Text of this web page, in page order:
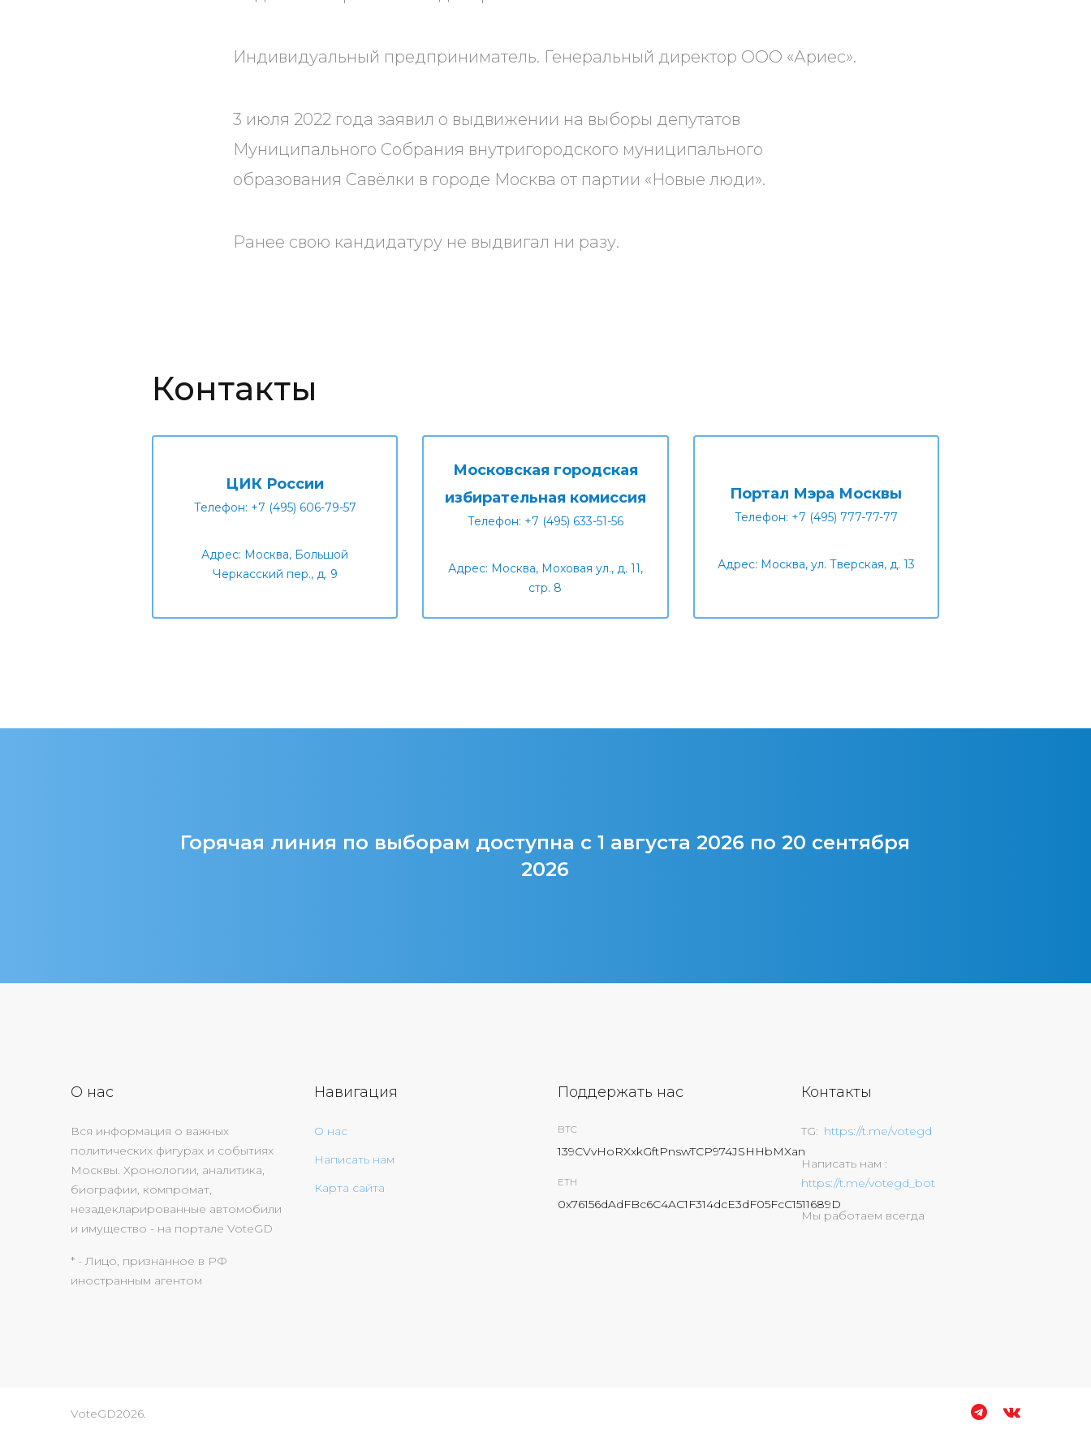
Индивидуальный предприниматель. Генеральный директор ООО «Ариес».
3 июля 2022 года заявил о выдвижении на выборы депутатов
Муниципального Собрания внутригородского муниципального
образования Савёлки в городе Москва от партии «Новые люди».
Ранее свою кандидатуру не выдвигал ни разу.
Контакты
ЦИК России
Телефон: +7 (495) 606-79-57
Адрес: Москва, Большой
Черкасский пер., д. 9
Московская городская
избирательная комиссия
Телефон: +7 (495) 633-51-56
Адрес: Москва, Моховая ул., д. 11,
стр. 8
Портал Мэра Москвы
Телефон: +7 (495) 777-77-77
Адрес: Москва, ул. Тверская, д. 13
Горячая линия по выборам доступна с 1 августа 2026 по 20 сентября
2026
О нас
Вся информация о важных
политических фигурах и событиях
Москвы. Хронологии, аналитика,
биографии, компромат,
незадекларированные автомобили
и имущество - на портале VoteGD
* - Лицо, признанное в РФ
иностранным агентом
Навигация
О нас
Написать нам
Карта сайта
Поддержать нас
BTC
139CVvHoRXxkGftPnswTCP974JSHHbMXan
ETH
0x76156dAdFBc6C4AC1F314dcE3dF05FcC1511689D
Контакты
TG https://t.me/votegd
Написать нам
https://t.me/votegd_bot
Мы работаем всегда
VoteGD2026.